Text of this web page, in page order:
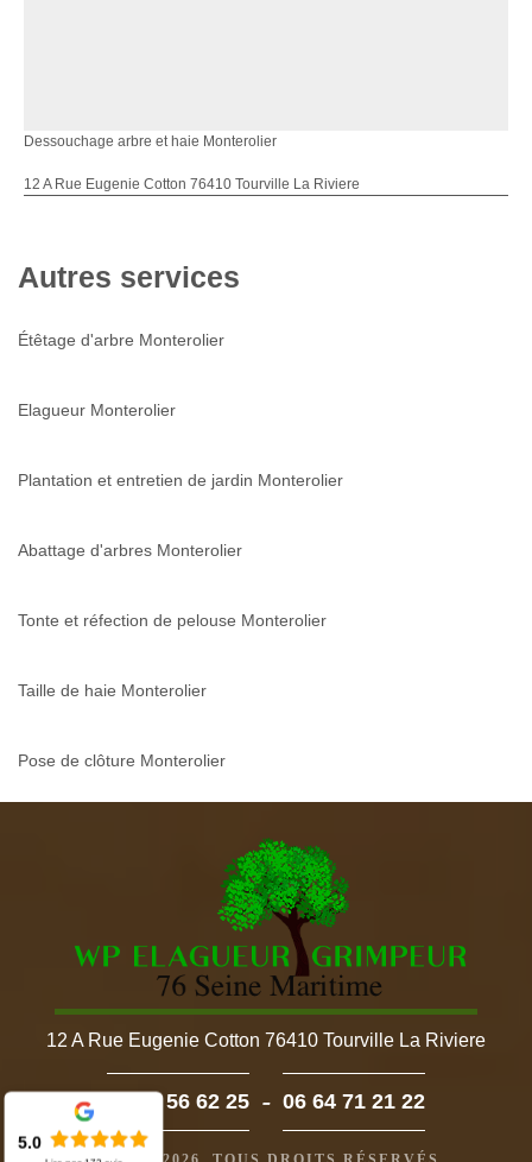
Dessouchage arbre et haie Monterolier
12 A Rue Eugenie Cotton 76410 Tourville La Riviere
Autres services
Étêtage d'arbre Monterolier
Elagueur Monterolier
Plantation et entretien de jardin Monterolier
Abattage d'arbres Monterolier
Tonte et réfection de pelouse Monterolier
Taille de haie Monterolier
Pose de clôture Monterolier
12 A Rue Eugenie Cotton 76410 Tourville La Riviere
02 52 56 62 25 - 06 64 71 21 22
5.0